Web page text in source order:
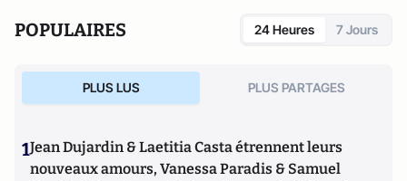
POPULAIRES 24 Heures 7 Jours
PLUS LUS PLUS PARTAGES
1Jean Dujardin & Laetitia Casta étrennent leurs
nouveaux amours, Vanessa Paradis & Samuel